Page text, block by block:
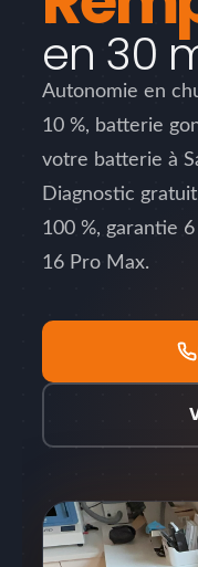
en 30
Autonomie en
10 %, batterie
votre batterie à
Diagnostic
100 %, garantie
16 Pro Max.